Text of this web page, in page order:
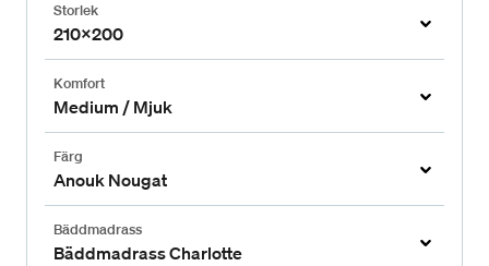
Storlek
210x200
Komfort
Medium / Mjuk
Färg
Anouk Nougat
Bäddmadrass
Bäddmadrass Charlotte